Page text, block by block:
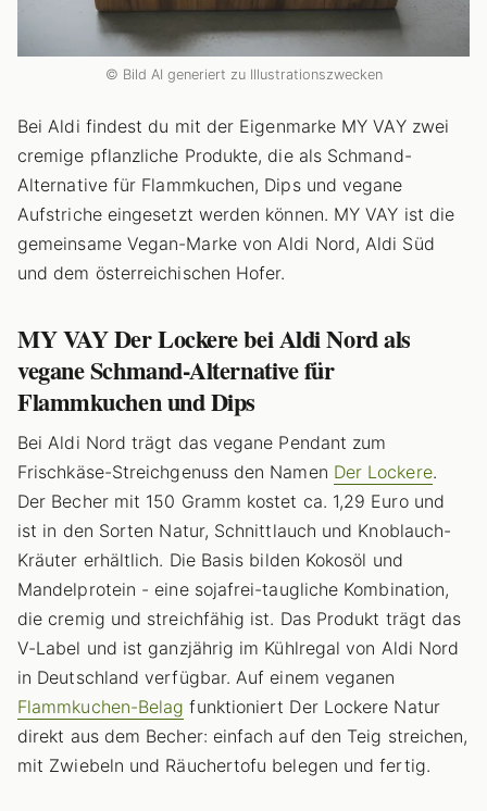
© Bild AI generiert zu Illustrationszwecken
Bei Aldi findest du mit der Eigenmarke MY VAY zwei
cremige pflanzliche Produkte, die als Schmand-
Alternative für Flammkuchen, Dips und vegane
Aufstriche eingesetzt werden können. MY VAY ist die
gemeinsame Vegan-Marke von Aldi Nord, Aldi Süd
und dem österreichischen Hofer.
MY VAY Der Lockere bei Aldi Nord als
vegane Schmand-Alternative für
Flammkuchen und Dips
Bei Aldi Nord trägt das vegane Pendant zum
Frischkäse-Streichgenuss den Namen Der Lockere.
Der Becher mit 150 Gramm kostet ca. 1,29 Euro und
ist in den Sorten Natur, Schnittlauch und Knoblauch-
Kräuter erhältlich. Die Basis bilden Kokosöl und
Mandelprotein - eine sojafrei-taugliche Kombination,
die cremig und streichfähig ist. Das Produkt trägt das
V-Label und ist ganzjährig im Kühlregal von Aldi Nord
in Deutschland verfügbar. Auf einem veganen
Flammkuchen-Belag funktioniert Der Lockere Natur
direkt aus dem Becher: einfach auf den Teig streichen,
mit Zwiebeln und Räuchertofu belegen und fertig.